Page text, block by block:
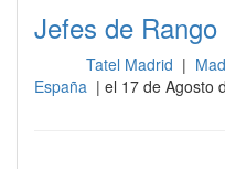
Jefes de Rango
Tatel Madrid |
España | el 17 de Agosto